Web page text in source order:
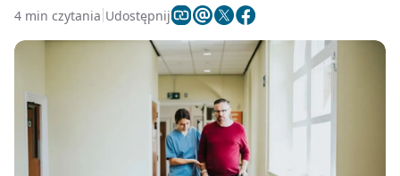
4 min czytania Udostępnij